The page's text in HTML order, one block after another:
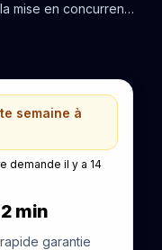
mise en concurrence
semaine à
demande il y a 14
min
garantie